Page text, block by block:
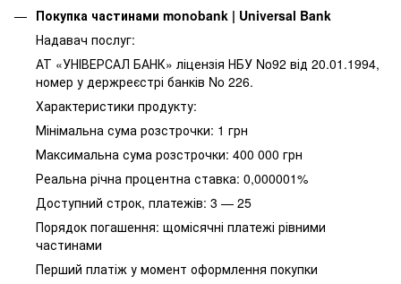
Покупка частинами monobank | Universal Bank
Надавач послуг:
АТ «УНІВЕРСАЛ БАНК» ліцензія НБУ No92 від 20.01.1994,
номер у держреєстрі банків No 226.
Характеристики продукту:
Мінімальна сума розстрочки: 1 грн
Максимальна сума розстрочки: 400 000 грн
Реальна річна процентна ставка: 0,000001%
Доступний строк, платежів: 3 — 25
Порядок погашення: щомісячні платежі рівними
частинами
Перший платіж у момент оформлення покупки